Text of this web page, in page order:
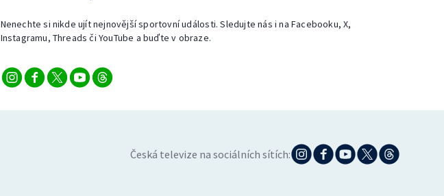
Nenechte si nikde ujít nejnovější sportovní události. Sledujte nás i na Facebooku, X,
Instagramu, Threads či YouTube a buďte v obraze.
Česká televize na sociálních sítích: